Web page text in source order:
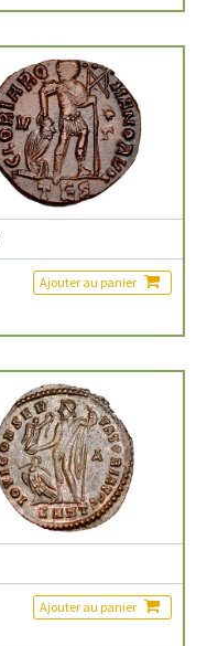
Ajouter au panier
Ajouter au panier